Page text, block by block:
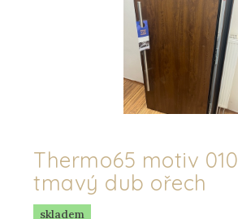
Thermo65 motiv 010
tmavý dub ořech
skladem